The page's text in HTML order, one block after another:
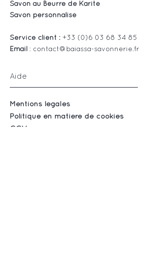
Savon au Beurre de Karité
Savon personnalisé
Service client : +33 (0)6 03 68 34 85
Email : contact@baiassa-savonnerie.fr
Aide
Mentions légales
Politique en matière de cookies
CGV